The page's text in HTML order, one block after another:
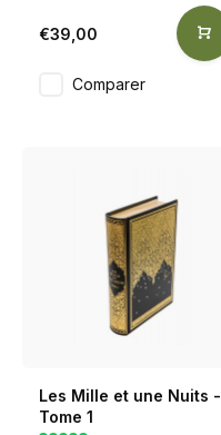
€39,00
Comparer
Les Mille et une Nuits -
Tome 1